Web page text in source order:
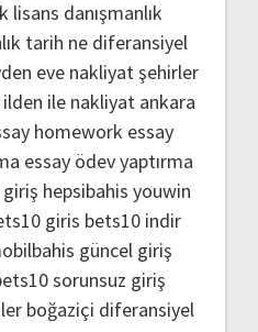
lisans danışmanlık
tarih ne diferansiyel
eve nakliyatşehirler
ilden ile nakliyat ankara
homework essay
essay ödev yaptırma
giriş hepsibahis youwin
giris bets10 indir
güncel giriş
sorunsuz giriş
boğaziçi diferansiyel